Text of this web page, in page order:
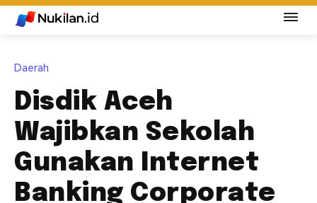
Daerah
Disdik Aceh
Wajibkan Sekolah
Gunakan Internet
Banking Corporate